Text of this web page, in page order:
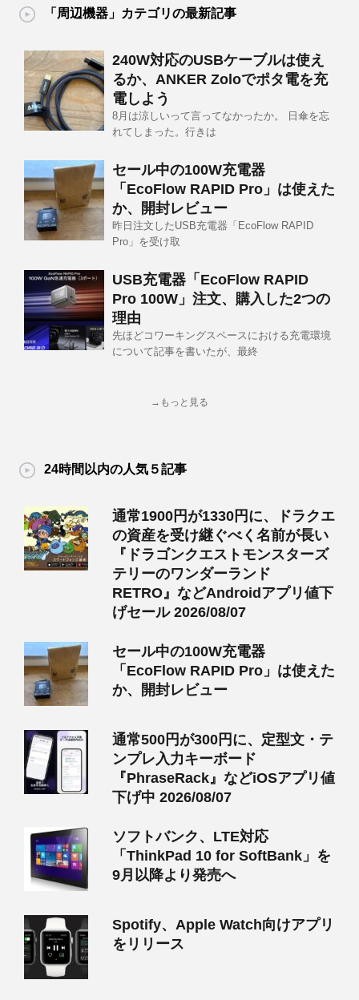
「周辺機器」カテゴリの最新記事
240W対応のUSBケーブルは使え
るか、ANKER Zoloでポタ電を充
電しよう
8月は涼しいって言ってなかったか。 日傘を忘
れてしまった。行きは
セール中の100W充電器
「EcoFlow RAPID Pro」は使えた
か、開封レビュー
昨日注文したUSB充電器「EcoFlow RAPID
Pro」を受け取
USB充電器「EcoFlow RAPID
Pro 100W」注文、購入した2つの
理由
先ほどコワーキングスペースにおける充電環境
について記事を書いたが、最終
→もっと見る
24時間以内の人気５記事
通常1900円が1330円に、ドラクエ
の資産を受け継ぐべく名前が長い
『ドラゴンクエストモンスターズ
テリーのワンダーランド
RETRO』などAndroidアプリ値下
げセール 2026/08/07
セール中の100W充電器
「EcoFlow RAPID Pro」は使えた
か、開封レビュー
通常500円が300円に、定型文・テ
ンプレ入力キーボード
『PhraseRack』などiOSアプリ値
下げ中 2026/08/07
ソフトバンク、LTE対応
「ThinkPad 10 for SoftBank」を
9月以降より発売へ
Spotify、Apple Watch向けアプリ
をリリース